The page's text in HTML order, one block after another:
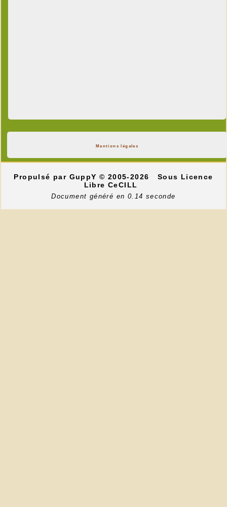
Mentions légales
Propulsé par GuppY© 2005-2026
Sous Licence
Libre CeCILL
Document généré en 0.14 seconde